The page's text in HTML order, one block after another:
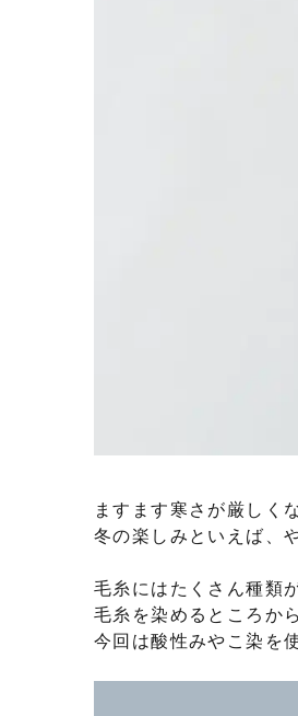
ますます寒さが厳しく
冬の楽しみといえば、
毛糸にはたくさん種類
毛糸を染めるところか
今回は酸性みやこ染を